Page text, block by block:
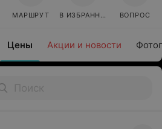
Цены Акции и новости
МАРШРУТ В ИЗБРАННОЕ ВОПРОС